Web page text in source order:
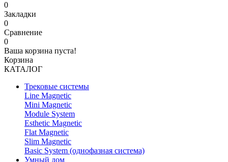
0
Закладки
0
Сравнение
0
Ваша корзина пуста!
Корзина
КАТАЛОГ
Трековые системы
Line Magnetic
Mini Magnetic
Module System
Esthetic Magnetic
Flat Magnetic
Slim Magnetic
Basic System (однофазная система)
Умный дом